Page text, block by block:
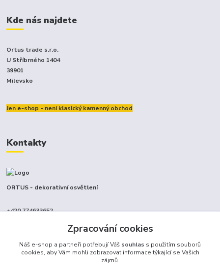
Kde nás najdete
Ortus trade s.r.o.
U Stříbrného 1404
39901
Milevsko
Jen e-shop - není klasický kamenný obchod
Kontakty
ORTUS - dekorativní osvětlení
+420 774633652
Zpracování cookies
Náš e-shop a partneři potřebují Váš souhlas s použitím souborů
cookies, aby Vám mohli zobrazovat informace týkající se Vašich
zájmů.